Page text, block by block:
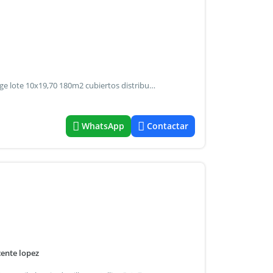
En venta - apto credito casa 4 ambientes con jardin y garage lote 10x19,70 180m2 cubiertos distribuida en 2 plantas pb: living comedor - toilete - cocina comedor - garage - galeria - lavadero cubierto - jardin - parrilla pa: 3 dormitorios (principal suite) - baño completo - balcon al frente todos los servicios
WhatsApp Contactar
lopez